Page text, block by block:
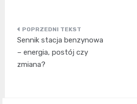
Nawigacja
wpisu
Sennik stacja benzynowa
– energia, postój czy
zmiana?